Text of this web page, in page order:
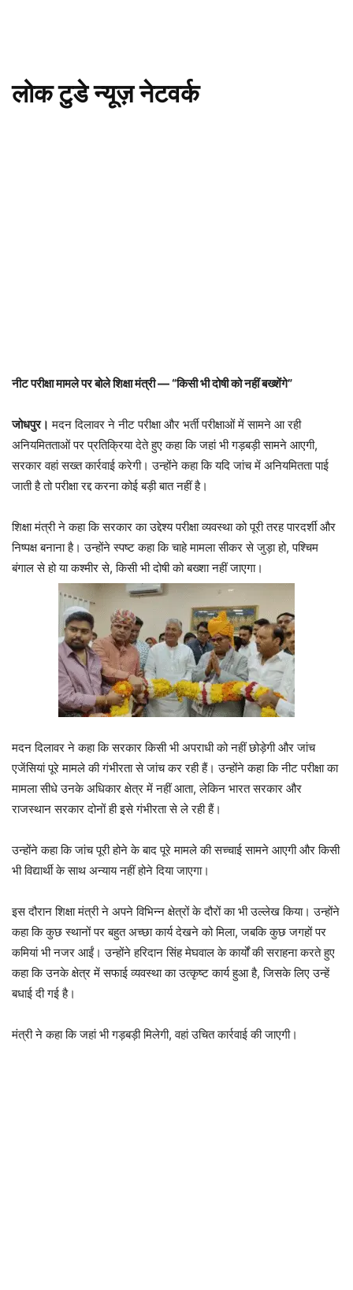
लोक टुडे न्यूज़ नेटवर्क
नीट परीक्षा मामले पर बोले शिक्षा मंत्री — “किसी भी दोषी को नहीं बख्शेंगे”
जोधपुर। मदन दिलावरने नीट परीक्षा और भर्ती परीक्षाओं में सामने आ रही
अनियमितताओं पर प्रतिक्रिया देते हुए कहा कि जहां भी गड़बड़ी सामने आएगी,
सरकार वहां सख्त कार्रवाई करेगी। उन्होंने कहा कि यदि जांच में अनियमितता पाई
जाती है तो परीक्षा रद्द करना कोई बड़ी बात नहीं है।
शिक्षा मंत्री ने कहा कि सरकार का उद्देश्य परीक्षा व्यवस्था को पूरी तरह पारदर्शी और
निष्पक्ष बनाना है। उन्होंने स्पष्ट कहा कि चाहे मामलासीकरसे जुड़ा हो,पश्चिम
बंगालसे हो याकश्मीरसे, किसी भी दोषी को बख्शा नहीं जाएगा।
मदन दिलावरने कहा कि सरकार किसी भी अपराधी को नहीं छोड़ेगी और जांच
एजेंसियां पूरे मामले की गंभीरता से जांच कर रही हैं। उन्होंने कहा कि नीट परीक्षा का
मामला सीधे उनके अधिकार क्षेत्र में नहीं आता, लेकिन भारत सरकार और
राजस्थान सरकार दोनों ही इसे गंभीरता से ले रही हैं।
उन्होंने कहा कि जांच पूरी होने के बाद पूरे मामले की सच्चाई सामने आएगी और किसी
भी विद्यार्थी के साथ अन्याय नहीं होने दिया जाएगा।
इस दौरान शिक्षा मंत्री ने अपने विभिन्न क्षेत्रों के दौरों का भी उल्लेख किया। उन्होंने
कहा कि कुछ स्थानों पर बहुत अच्छा कार्य देखने को मिला, जबकि कुछ जगहों पर
कमियां भी नजर आईं। उन्होंनेहरिदान सिंह मेघवालके कार्यों की सराहना करते हुए
कहा कि उनके क्षेत्र में सफाई व्यवस्था का उत्कृष्ट कार्य हुआ है, जिसके लिए उन्हें
बधाई दी गई है।
मंत्री ने कहा कि जहां भी गड़बड़ी मिलेगी, वहां उचित कार्रवाई की जाएगी।